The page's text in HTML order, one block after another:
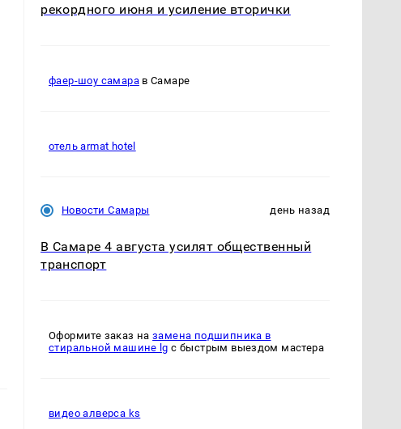
рекордного июня и усиление вторички
фаер-шоу самарав Самаре
отель armat hotel
Новости Самары день назад
В Самаре 4 августа усилят общественный
транспорт
Оформите заказ назамена подшипника в
стиральной машине lg с быстрым выездом мастера
видео алверса ks